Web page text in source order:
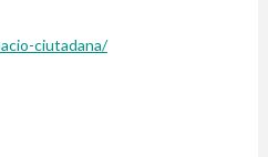
ciutadana/